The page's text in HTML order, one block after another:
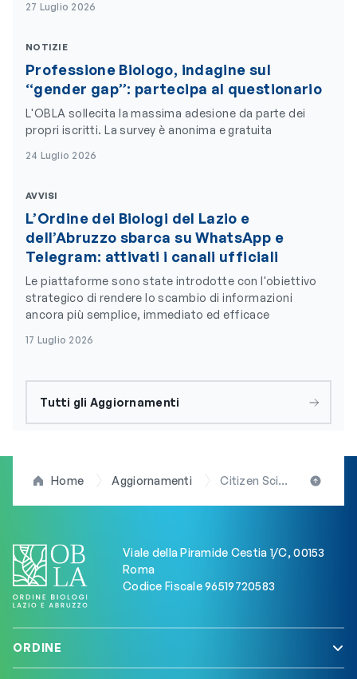
27 Luglio 2026
NOTIZIE
Professione Biologo, indagine sul
“gender gap”: partecipa al questionario
L'OBLA sollecita la massima adesione da parte dei
propri iscritti. La survey è anonima e gratuita
24 Luglio 2026
AVVISI
L’Ordine dei Biologi del Lazio e
dell’Abruzzo sbarca su WhatsApp e
Telegram: attivati i canali ufficiali
Le piattaforme sono state introdotte con l'obiettivo
strategico di rendere lo scambio di informazioni
ancora più semplice, immediato ed efficace
17 Luglio 2026
Tutti gli Aggiornamenti
Home Aggiornamenti Citizen Science e sostenibilità ambientale, Roberto Carlucci alla guida della Scuola permanente di Taranto
Viale della Piramide Cestia 1/C, 00153
Roma
Codice Fiscale 96519720583
ORDINE